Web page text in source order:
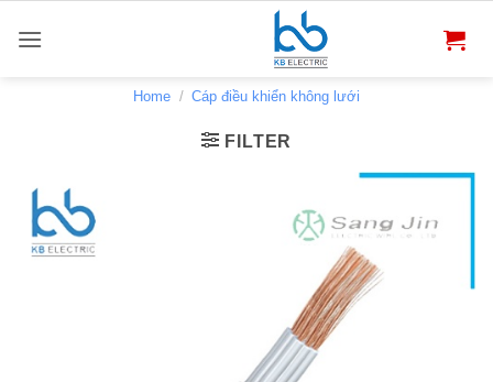
qua
Home / Cáp điều khiển không lưới
FILTER